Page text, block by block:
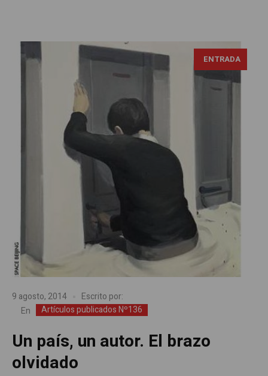
ENTRADA
9 agosto, 2014
Escrito por:
En
Artículos publicados Nº136
Un país, un autor. El brazo
olvidado